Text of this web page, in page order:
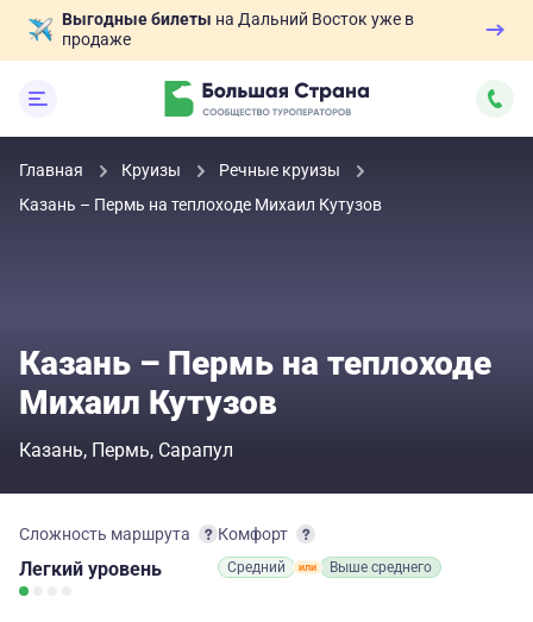
Выгодные билеты на Дальний Восток уже в
продаже
Главная Круизы
Речные круизы
Казань – Пермь на теплоходе Михаил Кутузов
Казань – Пермь на теплоходе
Михаил Кутузов
Казань Пермь Сарапул
Сложность маршрута
Легкий уровень
Комфорт
Средний Выше среднего